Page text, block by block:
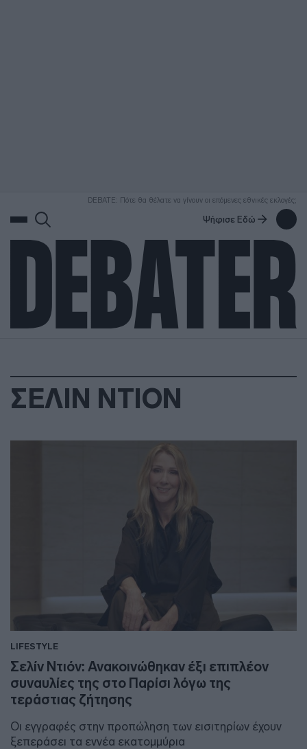
DEBATE: Πότε θα θέλατε να γίνουν οι επόμενες εθνικές εκλογές;
Ψήφισε Εδώ
ΣΕΛΙΝ ΝΤΙΟΝ
LIFESTYLE
Σελίν Ντιόν: Ανακοινώθηκαν έξι επιπλέον
συναυλίες της στο Παρίσι λόγω της
τεράστιας ζήτησης
Οι εγγραφές στην προπώληση των εισιτηρίων έχουν
ξεπεράσει τα εννέα εκατομμύρια